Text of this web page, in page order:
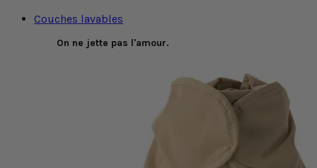
Couches lavables
On ne jette pas l'amour.